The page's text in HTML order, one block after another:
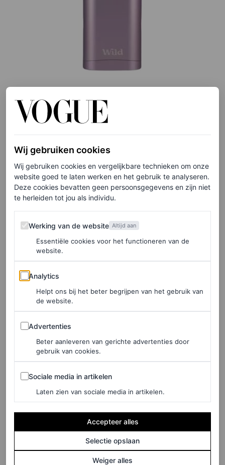
©HOLLAND & BARRETT
Hervulbare deodorantcrème in de geur Coconut &
Vanilla, € 9,74
HIER TE KOOP
Rudolph Care
Deodorantroller met kaliumalumkristallen, € 27
Wij gebruiken cookies
Wij gebruiken cookies en vergelijkbare technieken om onze
website goed te laten werken en het gebruik te analyseren.
Deze cookies bevatten geen persoonsgegevens en zijn niet
te herleiden tot jou als individu.
Werking van de website
Werking van de website Altijd aan
Essentiële cookies voor het functioneren van de
website.
Analytics
Analytics
Helpt ons bij het beter begrijpen van het gebruik van
de website.
Advertenties
Advertenties
Beter aanleveren van gerichte advertenties door
gebruik van cookies.
Sociale media in artikelen
Sociale media in artikelen
Laten zien van sociale media in artikelen.
Accepteer alles
Selectie opslaan
Weiger alles